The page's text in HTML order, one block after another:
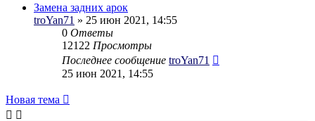
Замена задних арок
troYan71 » 25 июн 2021, 14:55
0 Ответы
12122 Просмотры
Последнее сообщение troYan71
25 июн 2021, 14:55
Новая тема